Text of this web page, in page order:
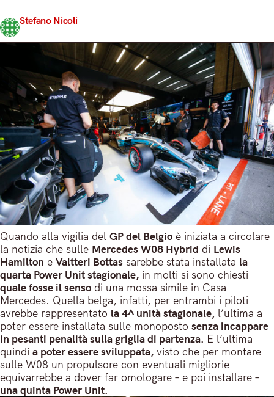
Stefano Nicoli
Quando alla vigilia del GP del Belgio è iniziata a circolare
la notizia che sulle Mercedes W08 Hybrid di Lewis
Hamilton e Valtteri Bottas sarebbe stata installata la
quarta Power Unit stagionale, in molti si sono chiesti
quale fosse il senso di una mossa simile in Casa
Mercedes. Quella belga, infatti, per entrambi i piloti
avrebbe rappresentato la 4^ unità stagionale, l’ultima a
poter essere installata sulle monoposto senza incappare
in pesanti penalità sulla griglia di partenza. E l’ultima
quindi a poter essere sviluppata, visto che per montare
sulle W08 un propulsore con eventuali migliorie
equivarrebbe a dover far omologare – e poi installare –
una quinta Power Unit.